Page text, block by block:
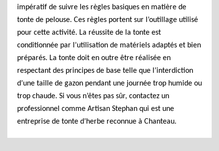
impératif de suivre les règles basiques en matière de
tonte de pelouse. Ces règles portent sur l’outillage utilisé
pour cette activité. La réussite de la tonte est
conditionnée par l’utilisation de matériels adaptés et bien
préparés. La tonte doit en outre être réalisée en
respectant des principes de base telle que l’interdiction
d’une taille de gazon pendant une journée trop humide ou
trop chaude. Si vous n’êtes pas sûr, contactez un
professionnel comme Artisan Stephan qui est une
entreprise de tonte d’herbe reconnue à Chanteau.